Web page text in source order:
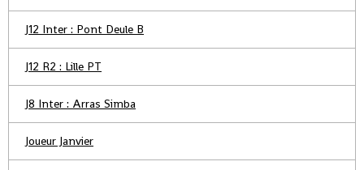
J12 Inter : Pont Deule B
J12 R2 : Lille PT
J8 Inter : Arras Simba
Joueur Janvier